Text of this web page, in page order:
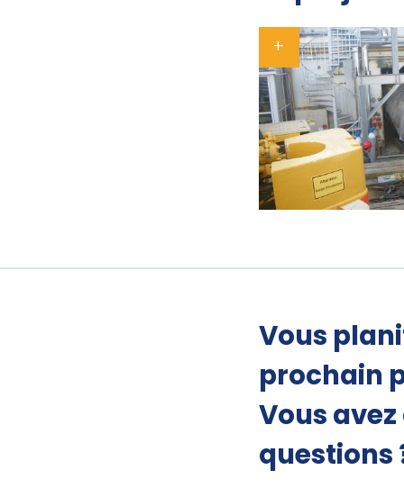
Vous
prochain
Vous avez
questions